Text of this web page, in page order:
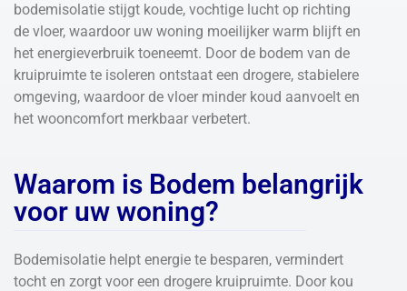
bodemisolatie stijgt koude, vochtige lucht op richting
de vloer, waardoor uw woning moeilijker warm blijft en
het energieverbruik toeneemt. Door de bodem van de
kruipruimte te isoleren ontstaat een drogere, stabielere
omgeving, waardoor de vloer minder koud aanvoelt en
het wooncomfort merkbaar verbetert.
Waarom is Bodem belangrijk
voor uw woning?
Bodemisolatie helpt energie te besparen, vermindert
tocht en zorgt voor een drogere kruipruimte. Door kou